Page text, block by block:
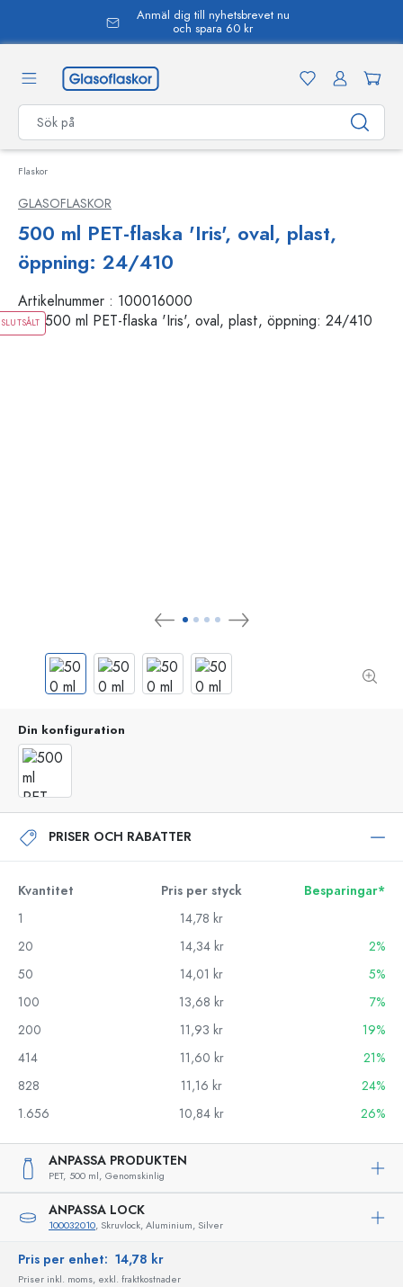
Anmäl dig till nyhetsbrevet nu
och spara 60 kr
Flaskor
GLASOFLASKOR
500 ml PET-flaska 'Iris', oval, plast,
öppning: 24/410
Artikelnummer : 100016000
SLUTSÅLT
Din konfiguration
PRISER OCH RABATTER
Kvantitet Pris per styck
Besparingar*
1
14,78 kr
20
14,34 kr
2%
50
14,01 kr
5%
100
13,68 kr
7%
200
11,93 kr
19%
414
11,60 kr
21%
828
11,16 kr
24%
1.656
10,84 kr 26%
ANPASSA PRODUKTEN
PET, 500 ml, Genomskinlig
ANPASSA LOCK
100032010, Skruvlock, Aluminium, Silver
Pris per enhet: 14,78 kr
Priser inkl. moms, exkl. fraktkostnader